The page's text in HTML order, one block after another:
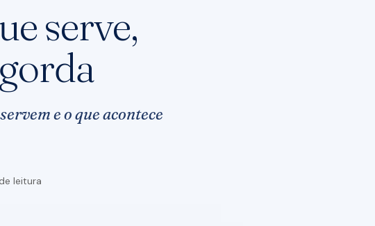
serve,
e o que acontece
leitura